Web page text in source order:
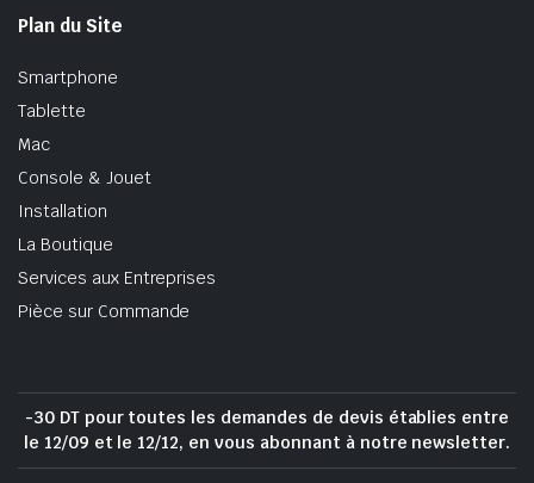
Plan du Site
Smartphone
Tablette
Mac
Console & Jouet
Installation
La Boutique
Services aux Entreprises
Pièce sur Commande
-30 DT pour toutes les demandes de devis établies entre
le 12/09 et le 12/12, en vous abonnant à notre newsletter.